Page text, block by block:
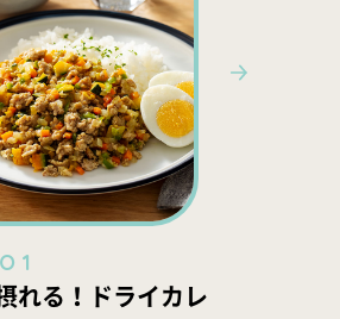
1
れる！ドライカレ